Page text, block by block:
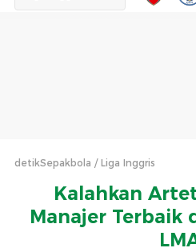
detikSepakbola Liga Inggris
Kalahkan
Manajer Terbaik